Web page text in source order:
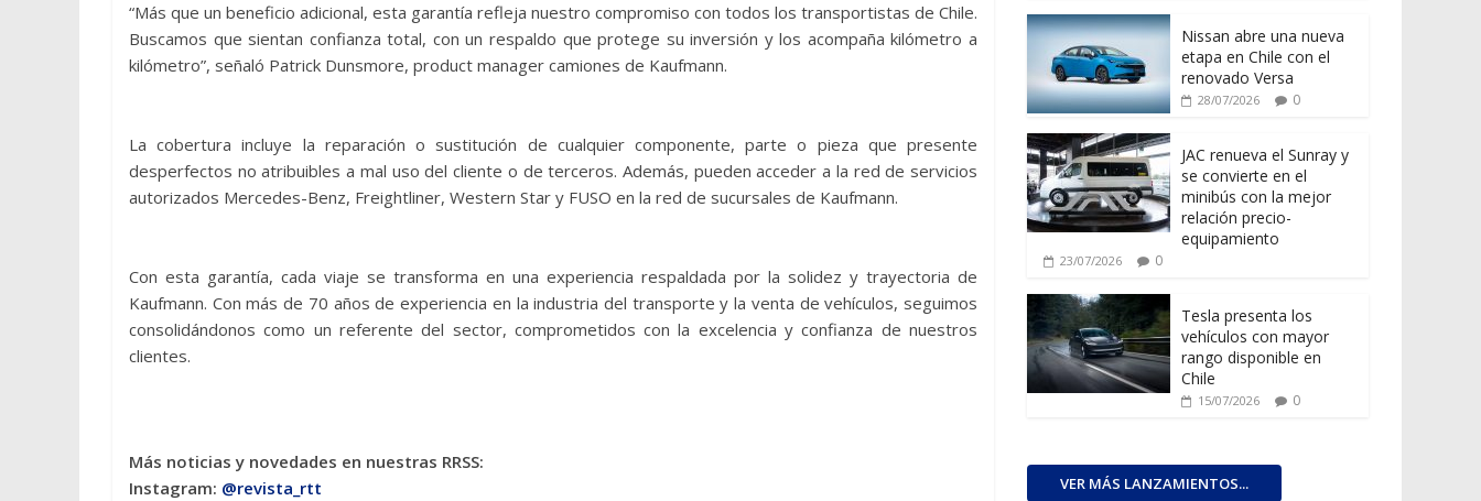
“Más que un beneficio adicional, esta garantía refleja nuestro compromiso con todos los transportistas de Chile.
Buscamos que sientan confianza total, con un respaldo que protege su inversión y los acompaña kilómetro a
kilómetro”, señaló Patrick Dunsmore, product manager camiones de Kaufmann.
La cobertura incluye la reparación o sustitución de cualquier componente, parte o pieza que presente
desperfectos no atribuibles a mal uso del cliente o de terceros. Además, pueden acceder a la red de servicios
autorizados Mercedes-Benz, Freightliner, Western Star y FUSO en la red de sucursales de Kaufmann.
Con esta garantía, cada viaje se transforma en una experiencia respaldada por la solidez y trayectoria de
Kaufmann. Con más de 70 años de experiencia en la industria del transporte y la venta de vehículos, seguimos
consolidándonos como un referente del sector, comprometidos con la excelencia y confianza de nuestros
clientes.
Más noticias y novedades en nuestras RRSS:
Instagram: @revista_rtt
Nissan abre una nueva
etapa en Chile con el
renovado Versa
28/07/2026 0
JAC renueva el Sunray y
se convierte en el
minibús con la mejor
relación precio-
equipamiento
23/07/2026 0
Tesla presenta los
vehículos con mayor
rango disponible en
Chile
15/07/2026 0
VER MÁS LANZAMIENTOS...